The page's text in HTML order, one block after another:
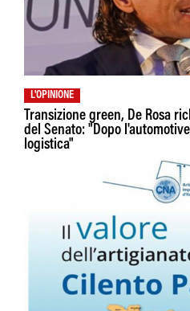
L'OPINIONE
Transizione green, De Rosa
del Senato: "Dopo
logistica"